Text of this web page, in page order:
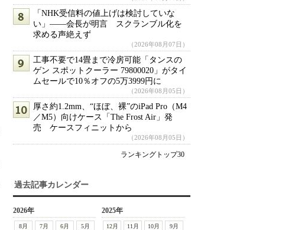
「NHK受信料の値上げは検討していな
い」――会長が明言 スクランブル化を
求める声絶えず
（2026年08月07日）
工事不要で14畳まで冷房可能「タンスの
ゲン スポットクーラー 79800020」がタイ
ムセールで10％オフの5万3999円に
（2026年08月05日）
厚さ約1.2mm、“ほぼ、裸”のiPad Pro（M4
／M5）向けケース「The Frost Air」発
売 ケースフィニットから
（2026年08月05日）
ランキングトップ30
過去記事カレンダー
2026年
8月 7月 6月
5月
2025年
12月 11月 10月
9月